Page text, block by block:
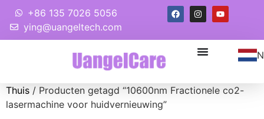
+86 135 7026 5056
ying@uangeltech.com
Thuis / Producten getagd “10600nm Fractionele co2-
lasermachine voor huidvernieuwing”